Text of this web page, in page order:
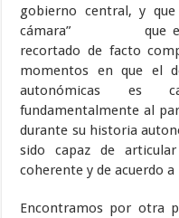
gobierno central, y
cámara” que es el
recortado de facto
momentos en que el
autonómicas es
fundamentalmente al
durante su historia
sido capaz de
coherente y de acuerdo a
Encontramos por otra